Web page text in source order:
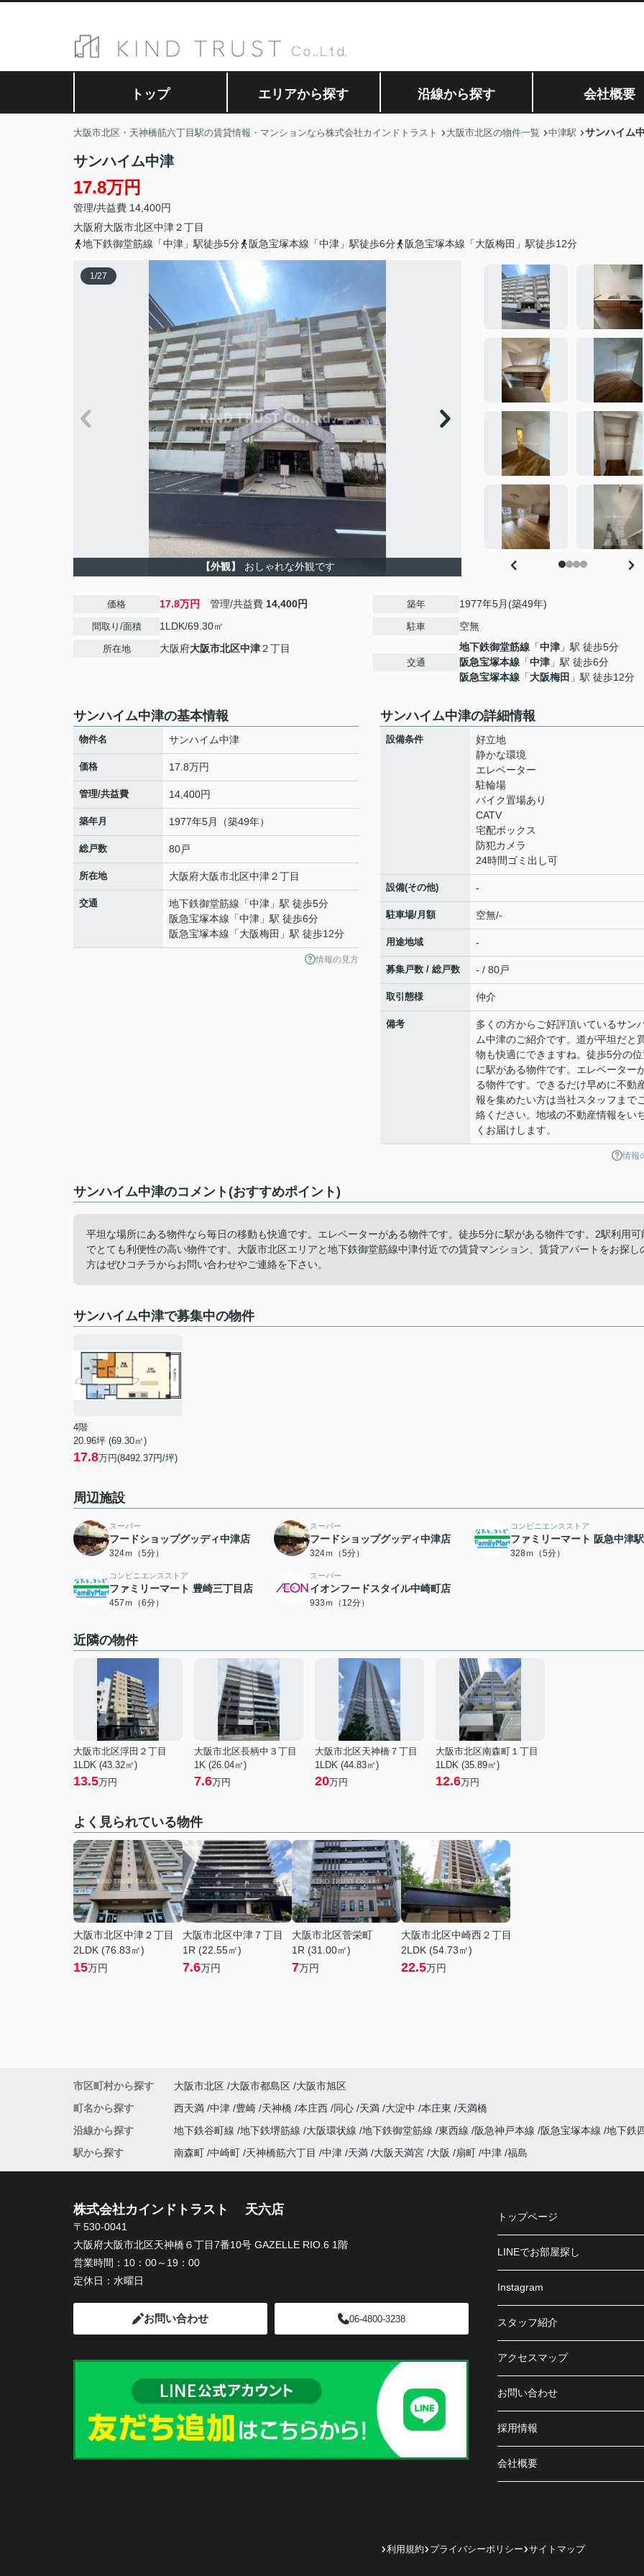
トップ エリアから探す 沿線から探す 会社概要
大阪市北区・天神橋筋六丁目駅の賃貸情報・マンションなら株式会社カインドトラスト 大阪市北区の物件一覧 中津駅 サンハイム
サンハイム中津
17.8万円
管理/共益費 14,400円
大阪府大阪市北区中津２丁目
地下鉄御堂筋線「中津」駅徒歩5分
阪急宝塚本線「中津」駅徒歩6分 阪急宝塚本線「大阪梅田」駅徒歩12分
1/27
【外観】 おしゃれな外観です
価格 17.8万円 管理/共益費 14,400円
間取り/面積 1LDK/69.30㎡
所在地 大阪府大阪市北区中津２丁目
築年 1977年5月(築49年)
駐車 空無
交通
地下鉄御堂筋線 「中津 」駅 徒歩5分
阪急宝塚本線 「中津 」駅 徒歩6分
阪急宝塚本線 「大阪梅田 」駅 徒歩12分
サンハイム中津の基本情報
物件名 サンハイム中津
価格 17.8万円
管理/共益費 14,400円
築年月 1977年5月（築49年）
総戸数 80戸
所在地 大阪府大阪市北区中津２丁目
交通 地下鉄御堂筋線 「中津 」駅 徒歩5分
阪急宝塚本線 「中津 」駅 徒歩6分
阪急宝塚本線 「大阪梅田 」駅 徒歩12分
情報の見方
サンハイム中津の詳細情報
設備条件
好立地
静かな環境
エレベーター
駐輪場
バイク置場あり
CATV
宅配ボックス
防犯カメラ
24時間ゴミ出し可
設備(その他) -
駐車場/月額 空無/-
用途地域 -
募集戸数 / 総戸数 - / 80戸
取引態様 仲介
備考
多くの方からご好評頂いているサン
ム中津のご紹介です。道が平坦だと
物も快適にできますね。徒歩5分の
に駅がある物件です。エレベーター
る物件です。できるだけ早めに不動
報を集めたい方は当社スタッフまで
絡ください。地域の不動産情報をい
くお届けします。
情報
サンハイム中津のコメント(おすすめポイント)
平坦な場所にある物件なら毎日の移動も快適です。エレベーターがある物件です。徒歩5分に駅がある物件です。2駅利用可
でとても利便性の高い物件です。大阪市北区エリアと地下鉄御堂筋線中津付近での賃貸マンション、賃貸アパートをお探し
方はぜひコチラからお問い合わせやご連絡を下さい。
サンハイム中津で募集中の物件
4階
20.96坪 (69.30㎡)
17.8万円(8492.37円/坪)
周辺施設
スーパー
フードショップグッディ中津店
324ｍ（5分）
スーパー
フードショップグッディ中津店
324ｍ（5分）
コンビニエンスストア
ファミリーマート 阪急中津
328ｍ（5分）
コンビニエンスストア
ファミリーマート 豊崎三丁目店
457ｍ（6分）
スーパー
イオンフードスタイル中崎町店
933ｍ（12分）
近隣の物件
大阪市北区浮田２丁目
1LDK (43.32㎡)
13.5万円
大阪市北区長柄中３丁目
1K (26.04㎡)
7.6万円
大阪市北区天神橋７丁目
1LDK (44.83㎡)
20万円
大阪市北区南森町１丁目
1LDK (35.89㎡)
12.6万円
よく見られている物件
大阪市北区中津２丁目
2LDK (76.83㎡)
15万円
大阪市北区中津７丁目
1R (22.55㎡)
7.6万円
大阪市北区菅栄町
1R (31.00㎡)
7万円
大阪市北区中崎西２丁目
2LDK (54.73㎡)
22.5万円
市区町村から探す 大阪市北区 大阪市都島区 大阪市旭区
町名から探す
西天満 中津 豊崎 天神橋 本庄西 同心 天満 大淀中 本庄東
天満橋
沿線から探す
地下鉄谷町線 地下鉄堺筋線 大阪環状線 地下鉄御堂筋線 東西線 阪急神戸本線 阪急宝塚本線 地下鉄
駅から探す
南森町 中崎町 天神橋筋六丁目 中津 天満 大阪天満宮 大阪 扇町 中津 福島
株式会社カインドトラスト 天六店
〒530-0041
大阪府大阪市北区天神橋６丁目7番10号 GAZELLE RIO.6 1階
営業時間： 10：00～19：00
定休日： 水曜日
お問い合わせ 06-4800-3238
トップページ
LINEでお部屋探し
Instagram
スタッフ紹介
アクセスマップ
お問い合わせ
採用情報
会社概要
利用規約 プライバシーポリシー サイトマップ